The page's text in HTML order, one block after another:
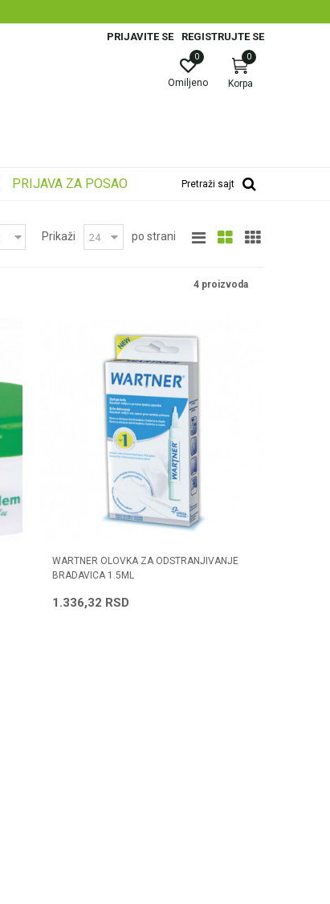
PRIJAVITE SE REGISTRUJTE SE
Korpa
0
Omiljeno
0
PRIJAVA ZA POSAO Pretraži sajt
Prikaži po strani
4 proizvoda
WARTNER OLOVKA ZA ODSTRANJIVANJE
BRADAVICA 1.5ML
1.336,32 RSD